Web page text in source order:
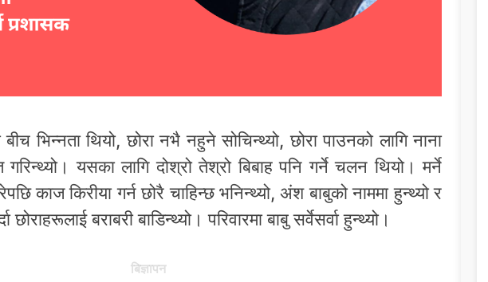
बीच भिन्नता थियो, छोरा नभै नहुने सोचिन्थ्यो, छोरा पाउनको लागि नाना
यसका लागि दोश्रो तेश्रो बिबाह पनि गर्ने चलन थियो। मर्ने
काज किरीया गर्न छोरै चाहिन्छ भनिन्थ्यो, अंश बाबुको नाममा हुन्थ्यो र
बराबरी बाडिन्थ्यो। परिवारमा बाबु सर्वेसर्वा हुन्थ्यो।
बिज्ञापन